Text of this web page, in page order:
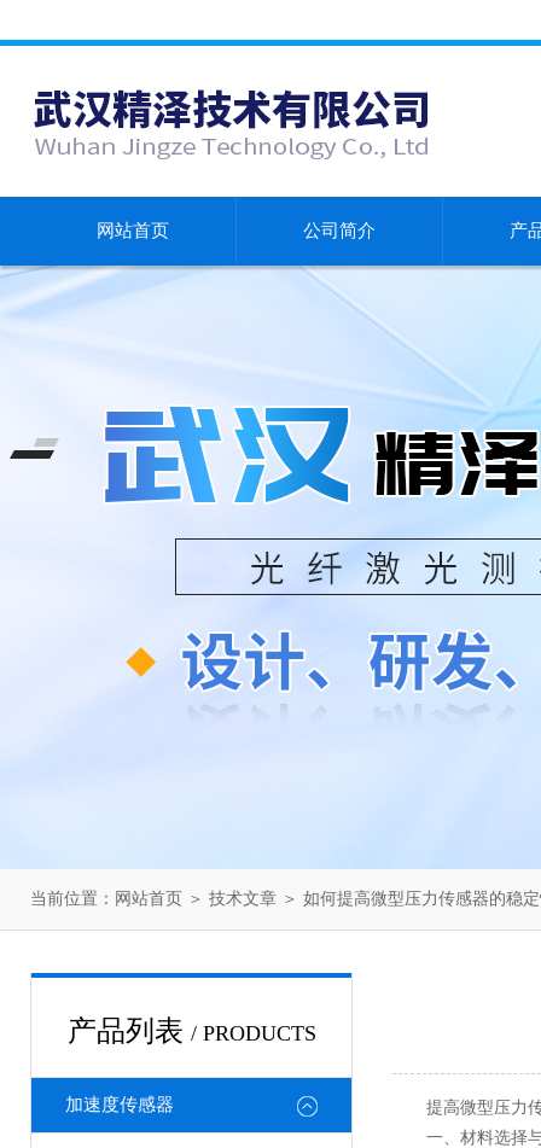
网站首页 公司简介 产
当前位置： 网站首页 ＞ 技术文章 ＞ 如何提高微型压力传感器的稳
产品列表 / PRODUCTS
加速度传感器 提高微型压力
一、材料选择与